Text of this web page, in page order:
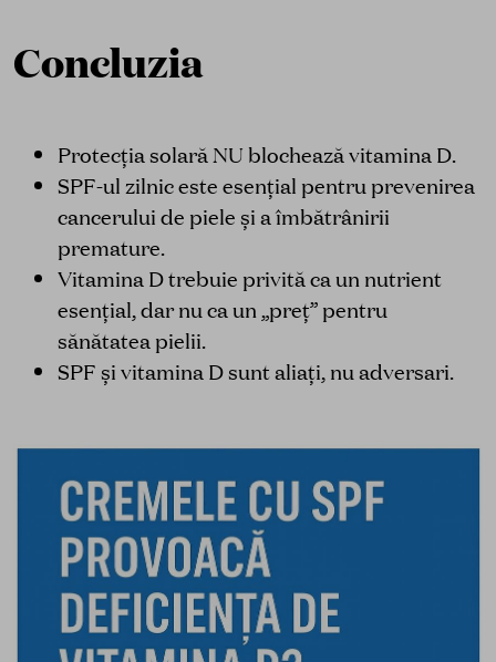
Concluzia
Protecția solară NU blochează vitamina D.
SPF-ul zilnic este esențial pentru prevenirea
cancerului de piele și a îmbătrânirii
premature.
Vitamina D trebuie privită ca un nutrient
esențial, dar nu ca un „preț” pentru
sănătatea pielii.
SPF și vitamina D sunt aliați, nu adversari.